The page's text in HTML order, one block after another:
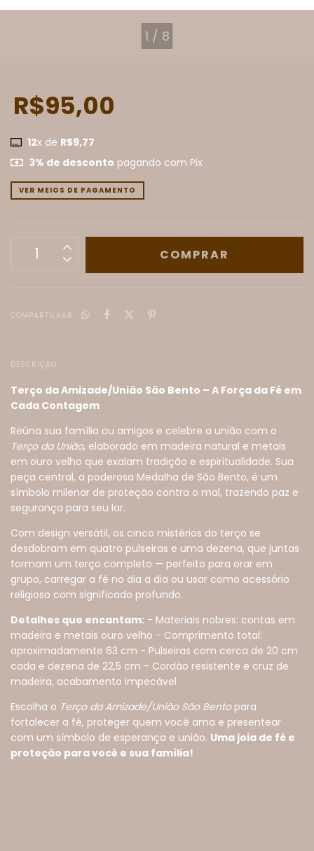
1 / 8
R$95,00
12x de R$9,77
3% de desconto pagando com Pix
VER MEIOS DE PAGAMENTO
COMPARTILHAR
DESCRIÇÃO
Terço da Amizade/União São Bento – A Força da Fé em
Cada Contagem
Reúna sua família ou amigos e celebre a união com o
Terço da União, elaborado em madeira natural e metais
em ouro velho que exalam tradição e espiritualidade. Sua
peça central, a poderosa Medalha de São Bento, é um
símbolo milenar de proteção contra o mal, trazendo paz e
segurança para seu lar.
Com design versátil, os cinco mistérios do terço se
desdobram em quatro pulseiras e uma dezena, que juntas
formam um terço completo — perfeito para orar em
grupo, carregar a fé no dia a dia ou usar como acessório
religioso com significado profundo.
Detalhes que encantam: - Materiais nobres: contas em
madeira e metais ouro velho - Comprimento total:
aproximadamente 63 cm - Pulseiras com cerca de 20 cm
cada e dezena de 22,5 cm - Cordão resistente e cruz de
madeira, acabamento impecável
Escolha o Terço da Amizade/União São Bentopara
fortalecer a fé, proteger quem você ama e presentear
com um símbolo de esperança e união. Uma joia de fé e
proteção para você e sua família!